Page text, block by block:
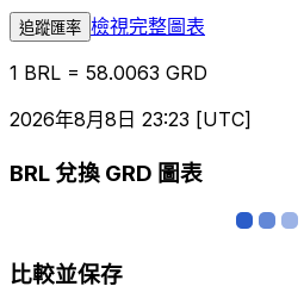
追蹤匯率 檢視完整圖表
1 BRL = 58.0063 GRD
2026年8月8日 23:23 [UTC]
BRL 兌換 GRD 圖表
比較並保存